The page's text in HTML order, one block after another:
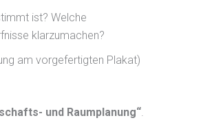
ist? Welche
klarzumachen?
am vorgefertigten Plakat)
und Raumplanung“